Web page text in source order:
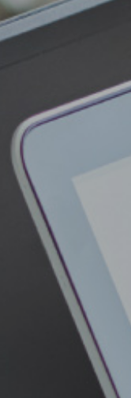
最新消息
工商登記服
公司行號比較
其他服務
聯絡資訊